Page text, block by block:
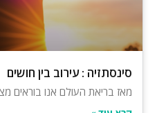
סינסתזיה : עירוב בין חושים
מאז בריאת העולם אנו בוראים